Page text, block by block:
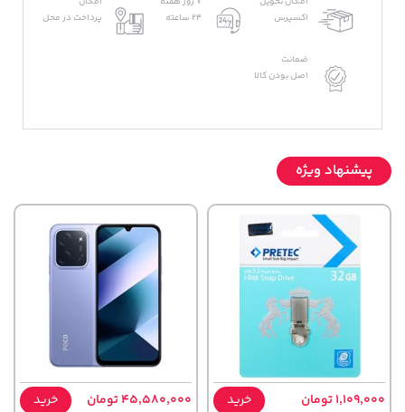
اکسپرس
24 ساعته
پرداخت در محل
ضمانت
اصل بودن کالا
پیشنهاد ویژه
1,109,000 تومان خرید 45,580,000 تومان خرید